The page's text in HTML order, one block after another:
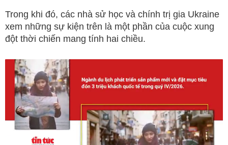
Trong khi đó, các nhà sử học và chính trị gia Ukraine
xem những sự kiện trên là một phần của cuộc xung
đột thời chiến mang tính hai chiều.